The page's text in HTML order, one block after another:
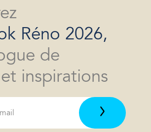
Réno 2026,
de
inspirations